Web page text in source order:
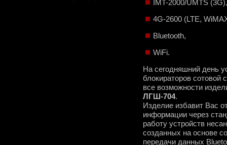
IMT-2000/UMTS (3G),
4G-2600 (LTE,
Bluetooth,
WiFi.
На сегодняшний день
блокираторов сотовой
все возможности
ЛГШ-704.
Изделие избавит Вас
информации через
работу устройств
созданных на основе
передачи данных